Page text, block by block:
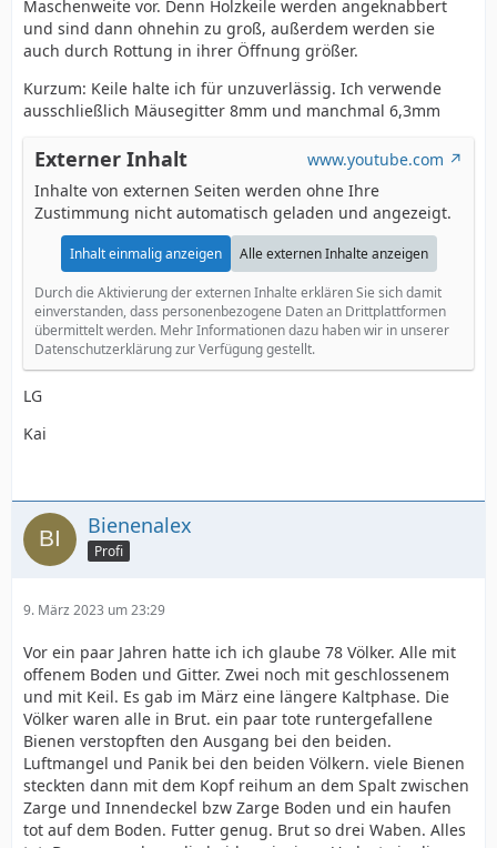
Der Totenfall kann besser ausgeräumt werden und
wenn die mit dem ersten Pollen kommen kommen die
Problemlos rein .
Sind Fluglochkeile 6 mm besser ?
Gruß Matthias
Maschenweite vor. Denn Holzkeile werden angeknabbert
und sind dann ohnehin zu groß, außerdem werden sie
auch durch Rottung in ihrer Öffnung größer.
Kurzum: Keile halte ich für unzuverlässig. Ich verwende
ausschließlich Mäusegitter 8mm und manchmal 6,3mm
Externer Inhalt
www.youtube.com
Inhalte von externen Seiten werden ohne Ihre
Zustimmung nicht automatisch geladen und angezeigt.
Inhalt einmalig anzeigen Alle externen Inhalte anzeigen
Durch die Aktivierung der externen Inhalte erklären Sie sich damit
einverstanden, dass personenbezogene Daten an Drittplattformen
übermittelt werden. Mehr Informationen dazu haben wir in unserer
Datenschutzerklärung zur Verfügung gestellt.
LG
Kai
Bienenalex
Profi
9. März 2023 um 23:29
Vor ein paar Jahren hatte ich ich glaube 78 Völker. Alle mit
offenem Boden und Gitter. Zwei noch mit geschlossenem
und mit Keil. Es gab im März eine längere Kaltphase. Die
Völker waren alle in Brut. ein paar tote runtergefallene
Bienen verstopften den Ausgang bei den beiden.
Luftmangel und Panik bei den beiden Völkern. viele Bienen
steckten dann mit dem Kopf reihum an dem Spalt zwischen
Zarge und Innendeckel bzw Zarge Boden und ein haufen
tot auf dem Boden. Futter genug. Brut so drei Waben. Alles